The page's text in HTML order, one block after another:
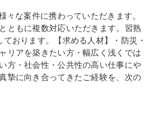
々な案件に携わっていただきます。
ともに複数対応いただきます。習熟
おります。【求める人材】・防災・
リアを築きたい方・幅広く浅くでは
方・社会性・公共性の高い仕事にや
摯に向き合ってきたご経験を、次の